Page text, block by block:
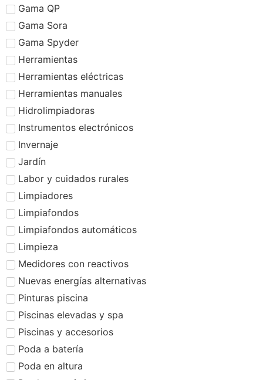
Gama QP
Gama Sora
Gama Spyder
Herramientas
Herramientas eléctricas
Herramientas manuales
Hidrolimpiadoras
Instrumentos electrónicos
Invernaje
Jardín
Labor y cuidados rurales
Limpiadores
Limpiafondos
Limpiafondos automáticos
Limpieza
Medidores con reactivos
Nuevas energías alternativas
Pinturas piscina
Piscinas elevadas y spa
Piscinas y accesorios
Poda a batería
Poda en altura